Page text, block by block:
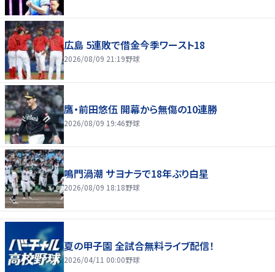
広島 5連敗で借金今季ワースト18
2026/08/09 21:19野球
鷹・前田悠伍 開幕から無傷の10連勝
2026/08/09 19:46野球
鳴門渦潮 サヨナラで18年ぶり白星
2026/08/09 18:18野球
夏の甲子園 全試合無料ライブ配信！
2026/04/11 00:00野球